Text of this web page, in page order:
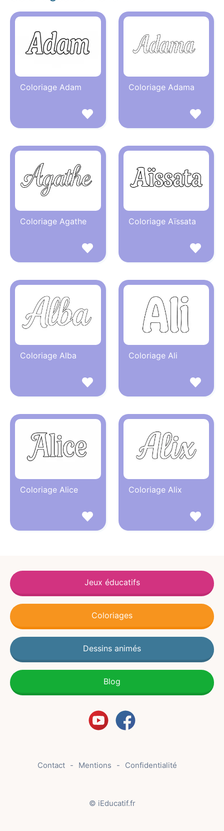
Coloriage Adam Coloriage Adama
Coloriage Agathe Coloriage Aïssata
Coloriage Alba Coloriage Ali
Coloriage Alice Coloriage Alix
Jeux éducatifs
Coloriages
Dessins animés
Blog
Contact Mentions Confidentialité
© iEducatif.fr